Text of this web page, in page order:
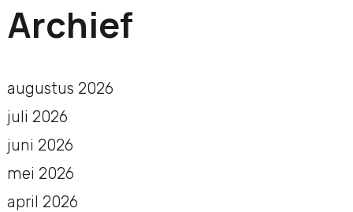
Archief
augustus 2026
juli 2026
juni 2026
mei 2026
april 2026